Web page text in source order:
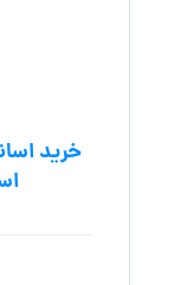
خرید